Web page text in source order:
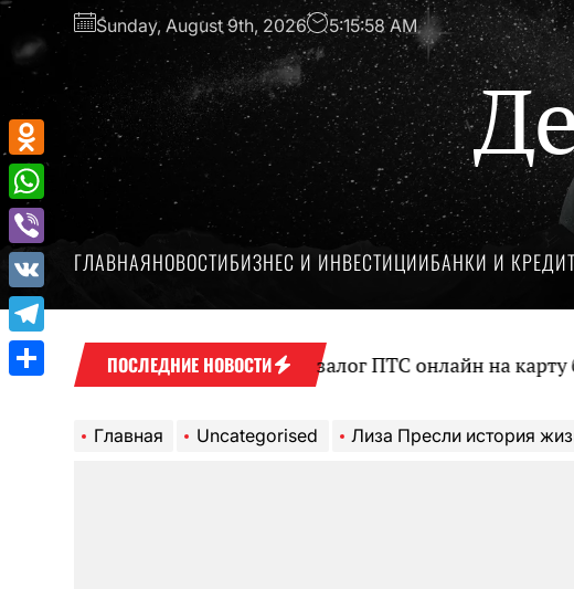
Перейти
содержимому
Sunday, August 9th, 2026 5:15:59 AM
ГЛАВНАЯНОВОСТИБИЗНЕС И ИНВЕСТИЦИИБАНКИ И
ПОСЛЕДНИЕ НОВОСТИ
Оформление займа под залог ПТС онлайн на карту без
Главная Uncategorised Лиза Пресли история жизни, достижения, и
Odnoklassniki
WhatsApp
Viber
VK
Telegram
Отправить